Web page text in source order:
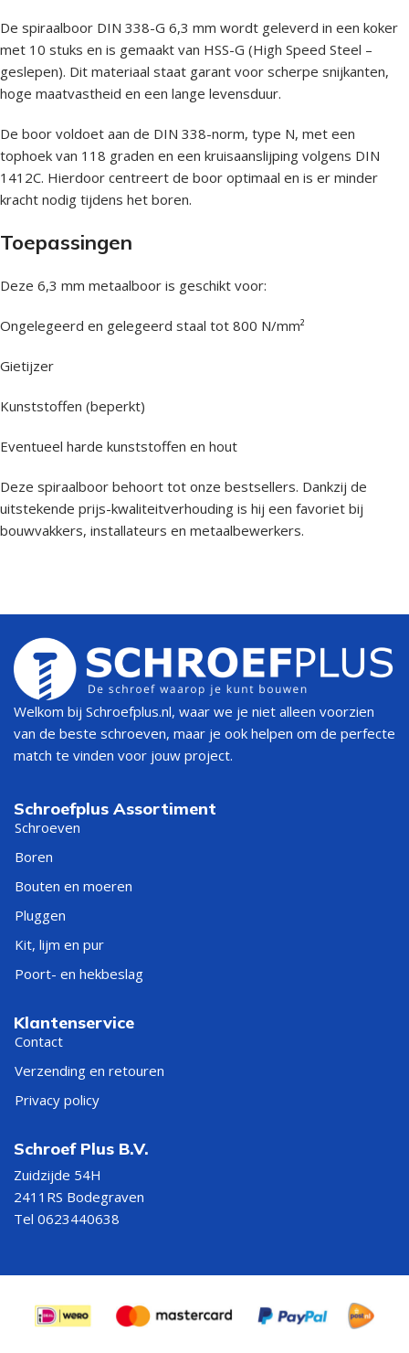
De spiraalboor DIN 338-G 6,3 mm wordt geleverd in een koker
met 10 stuks en is gemaakt van HSS-G (High Speed Steel –
geslepen). Dit materiaal staat garant voor scherpe snijkanten,
hoge maatvastheid en een lange levensduur.
De boor voldoet aan de DIN 338-norm, type N, met een
tophoek van 118 graden en een kruisaanslijping volgens DIN
1412C. Hierdoor centreert de boor optimaal en is er minder
kracht nodig tijdens het boren.
Toepassingen
Deze 6,3 mm metaalboor is geschikt voor:
Ongelegeerd en gelegeerd staal tot 800 N/mm²
Gietijzer
Kunststoffen (beperkt)
Eventueel harde kunststoffen en hout
Deze spiraalboor behoort tot onze bestsellers. Dankzij de
uitstekende prijs-kwaliteitverhouding is hij een favoriet bij
bouwvakkers, installateurs en metaalbewerkers.
Welkom bij Schroefplus.nl, waar we je niet alleen voorzien
van de beste schroeven, maar je ook helpen om de perfecte
match te vinden voor jouw project.
Schroefplus Assortiment
Schroeven
Boren
Bouten en moeren
Pluggen
Kit, lijm en pur
Poort- en hekbeslag
Klantenservice
Contact
Verzending en retouren
Privacy policy
Schroef Plus B.V.
Zuidzijde 54H
2411RS Bodegraven
Tel 0623440638